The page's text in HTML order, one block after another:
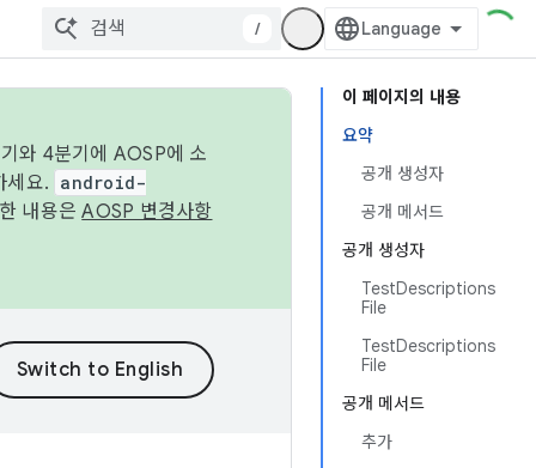
/
이 페이지의 내용
요약
공개 생성자
공개 메서드
공개 생성자
TestDescriptions
File
TestDescriptions
File
공개 메서드
추가
와 4분기에 AOSP에 소
세요. android-
내용은AOSP 변경사항